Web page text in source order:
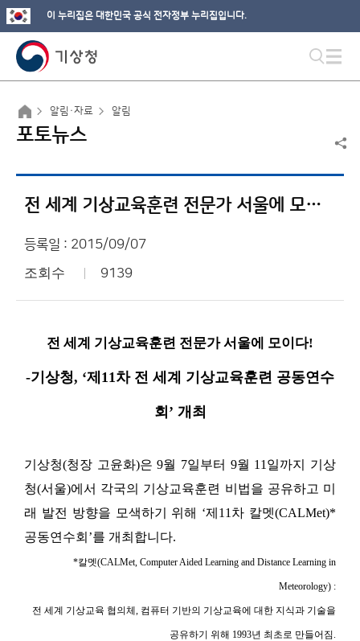
이 누리집은 대한민국 공식 전자정부 누리집입니다.
알림·자료 알림
포토뉴스
전 세계 기상교육훈련 전문가 서울에 모이다!
등록일 : 2015/09/07
조회수 9139
전 세계 기상교육훈련 전문가 서울에 모이다!
-기상청, ‘제11차 전 세계 기상교육훈련 공동연수
회’ 개최
기상청(청장 고윤화)은 9월 7일부터 9월 11일까지 기상
청(서울)에서 각국의 기상교육훈련 비법을 공유하고 미
래 발전 방향을 모색하기 위해 ‘제11차 칼멧(CALMet)*
공동연수회’를 개최합니다.
*칼멧(CALMet, Computer Aided Learning and Distance Learning in
Meteorology) :
전 세계 기상교육 협의체, 컴퓨터 기반의 기상교육에 대한 지식과 기술을
공유하기 위해 1993년 최초로 만들어짐.